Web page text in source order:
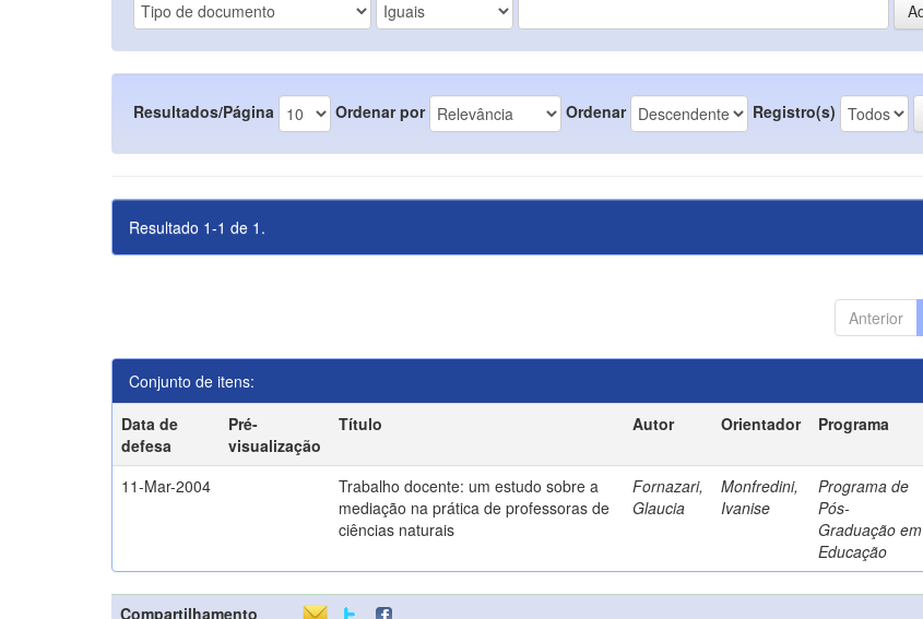
Resultados/Página Ordenar por Ordenar Registro(s)
Resultado 1-1 de 1.
Anterior
Conjunto de itens:
Data de
defesa
Pré-
visualização
Título Autor Orientador Programa
11-Mar-2004
Trabalho docente: um estudo sobre a
mediação na prática de professoras de
ciências naturais
Fornazari,
Glaucia
Monfredini,
Ivanise
Programa de
Pós-
Graduação em
Educação
Compartilhamento